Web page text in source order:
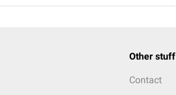
Other stuff
Contact